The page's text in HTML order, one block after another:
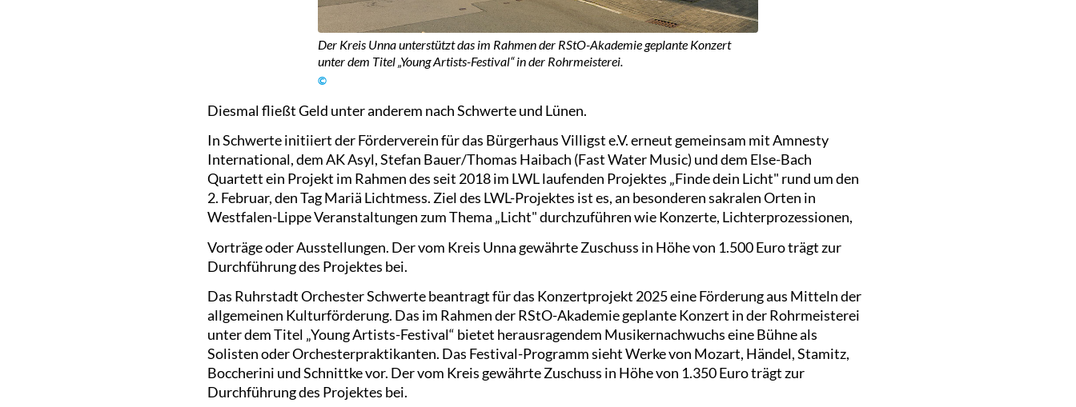
Der Kreis Unna unterstützt das im Rahmen der RStO-Akademie geplante Konzert
unter dem Titel „Young Artists-Festival“ in der Rohrmeisterei.
©
Diesmal fließt Geld unter anderem nach Schwerte und Lünen.
In Schwerte initiiert der Förderverein für das Bürgerhaus Villigst e.V. erneut gemeinsam mit Amnesty
International, dem AK Asyl, Stefan Bauer/Thomas Haibach (Fast Water Music) und dem Else-Bach
Quartett ein Projekt im Rahmen des seit 2018 im LWL laufenden Projektes „Finde dein Licht" rund um den
2. Februar, den Tag Mariä Lichtmess. Ziel des LWL-Projektes ist es, an besonderen sakralen Orten in
Westfalen-Lippe Veranstaltungen zum Thema „Licht" durchzuführen wie Konzerte, Lichterprozessionen,
Vorträge oder Ausstellungen. Der vom Kreis Unna gewährte Zuschuss in Höhe von 1.500 Euro trägt zur
Durchführung des Projektes bei.
Das Ruhrstadt Orchester Schwerte beantragt für das Konzertprojekt 2025 eine Förderung aus Mitteln der
allgemeinen Kulturförderung. Das im Rahmen der RStO-Akademie geplante Konzert in der Rohrmeisterei
unter dem Titel „Young Artists-Festival“ bietet herausragendem Musikernachwuchs eine Bühne als
Solisten oder Orchesterpraktikanten. Das Festival-Programm sieht Werke von Mozart, Händel, Stamitz,
Boccherini und Schnittke vor. Der vom Kreis gewährte Zuschuss in Höhe von 1.350 Euro trägt zur
Durchführung des Projektes bei.